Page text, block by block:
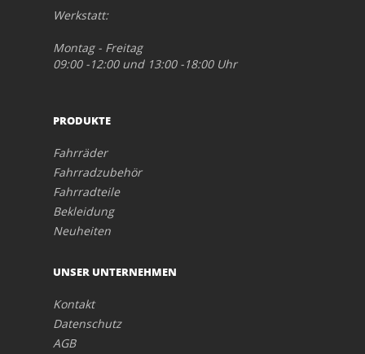
Werkstatt:
Montag - Freitag
09:00 -12:00 und 13:00 -18:00 Uhr
PRODUKTE
Fahrräder
Fahrradzubehör
Fahrradteile
Bekleidung
Neuheiten
UNSER UNTERNEHMEN
Kontakt
Datenschutz
AGB